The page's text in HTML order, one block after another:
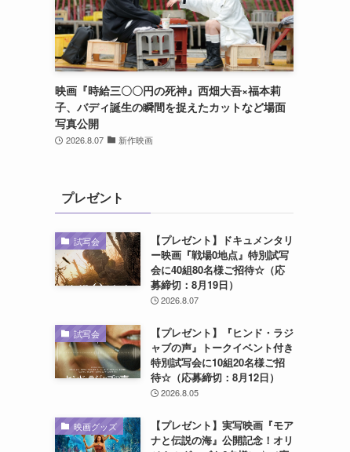
映画『時給三〇〇円の死神』西畑大吾×福本莉
子、バディ誕生の瞬間を捉えたカットなど場面
写真公開
2026.8.07 新作映画
プレゼント
試写会
【プレゼント】ドキュメンタリ
ー映画『戦場0地点』特別試写
会に40組80名様ご招待☆（応
募締切：8月19日）
2026.8.07
試写会
【プレゼント】『ヒンド・ラジ
ャブの声』トークイベント付き
特別試写会に10組20名様ご招
待☆（応募締切：8月12日）
2026.8.05
映画グッズ
【プレゼント】実写映画『モア
ナと伝説の海』公開記念！オリ